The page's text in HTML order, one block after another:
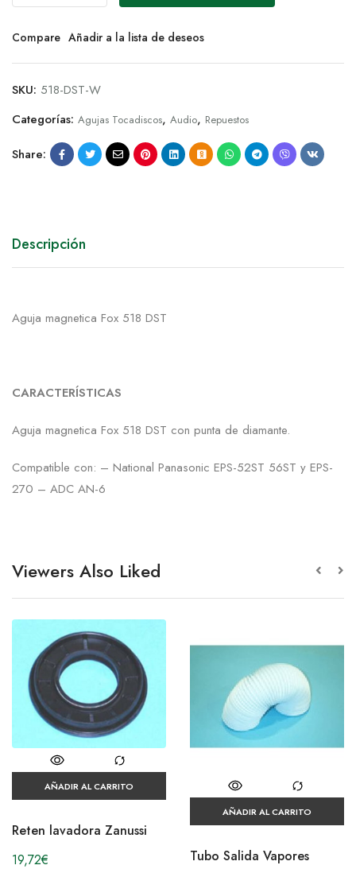
Compare Añadir a la lista de deseos
SKU: 518-DST-W
Categorías: Agujas Tocadiscos, Audio, Repuestos
Share:
Descripción
Aguja magnetica Fox 518 DST
CARACTERÍSTICAS
Aguja magnetica Fox 518 DST con punta de diamante.
Compatible con: – National Panasonic EPS-52ST 56ST y EPS-
270 – ADC AN-6
Viewers Also Liked
AÑADIR AL CARRITO
Reten lavadora Zanussi
19,72€
AÑADIR AL CARRITO
Tubo Salida Vapores